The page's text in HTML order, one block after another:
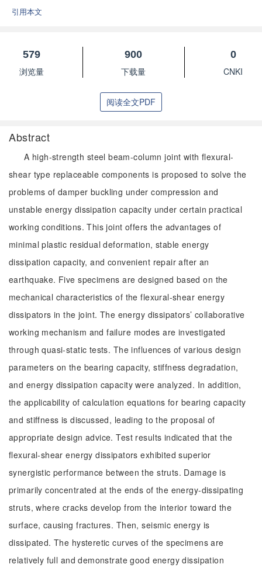
引用本文
579
浏览量
900
下载量
0
CNKI
阅读全文PDF
Abstract
A high-strength steel beam-column joint with flexural-
shear type replaceable components is proposed to solve the
problems of damper buckling under compression and
unstable energy dissipation capacity under certain practical
working conditions. This joint offers the advantages of
minimal plastic residual deformation, stable energy
dissipation capacity, and convenient repair after an
earthquake. Five specimens are designed based on the
mechanical characteristics of the flexural-shear energy
dissipators in the joint. The energy dissipators’ collaborative
working mechanism and failure modes are investigated
through quasi-static tests. The influences of various design
parameters on the bearing capacity, stiffness degradation,
and energy dissipation capacity were analyzed. In addition,
the applicability of calculation equations for bearing capacity
and stiffness is discussed, leading to the proposal of
appropriate design advice. Test results indicated that the
flexural-shear energy dissipators exhibited superior
synergistic performance between the struts. Damage is
primarily concentrated at the ends of the energy-dissipating
struts, where cracks develop from the interior toward the
surface, causing fractures. Then, seismic energy is
dissipated. The hysteretic curves of the specimens are
relatively full and demonstrate good energy dissipation